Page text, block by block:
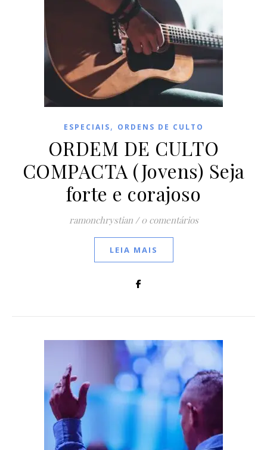
ESPECIAIS, ORDENS DE CULTO
ORDEM DE CULTO
COMPACTA (Jovens) Seja
forte e corajoso
ramonchrystian / 0 comentários
LEIA MAIS